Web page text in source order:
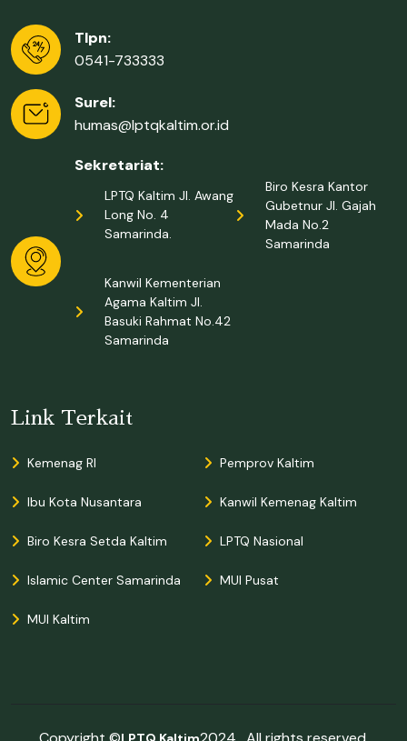
Tlpn:
0541-733333
Surel:
humas@lptqkaltim.or.id
Sekretariat:
LPTQ Kaltim Jl. Awang
Long No. 4
Samarinda.
Biro Kesra Kantor
Gubetnur Jl. Gajah
Mada No.2
Samarinda
Kanwil Kementerian
Agama Kaltim Jl.
Basuki Rahmat No.42
Samarinda
Link Terkait
Kemenag RI Pemprov Kaltim
Ibu Kota Nusantara Kanwil Kemenag Kaltim
Biro Kesra Setda Kaltim LPTQ Nasional
Islamic Center Samarinda MUI Pusat
MUI Kaltim